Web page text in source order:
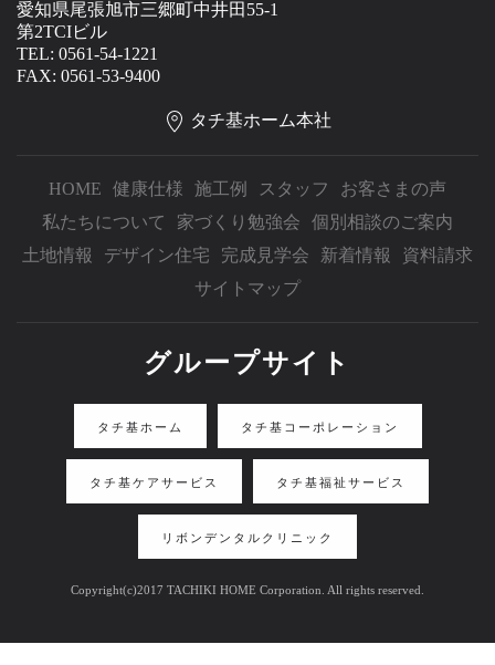
愛知県尾張旭市三郷町中井田55-1
第2TCIビル
TEL: 0561-54-1221
FAX: 0561-53-9400
タチ基ホーム本社
HOME 健康仕様 施工例 スタッフ
お客さまの声
私たちについて
家づくり勉強会
個別相談のご案内
土地情報
デザイン住宅 完成見学会 新着情報
資料請求
サイトマップ
グループサイト
タチ基ホーム タチ基コーポレーション
タチ基ケアサービス タチ基福祉サービス
リボンデンタルクリニック
Copyright(c)2017 TACHIKI HOME Corporation. All rights reserved.